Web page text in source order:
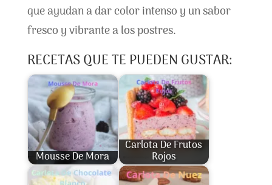
que ayudan a dar color intenso y un sabor
fresco y vibrante a los postres.
RECETAS QUE TE PUEDEN GUSTAR:
Mousse De Mora
Carlota De Frutos
Rojos